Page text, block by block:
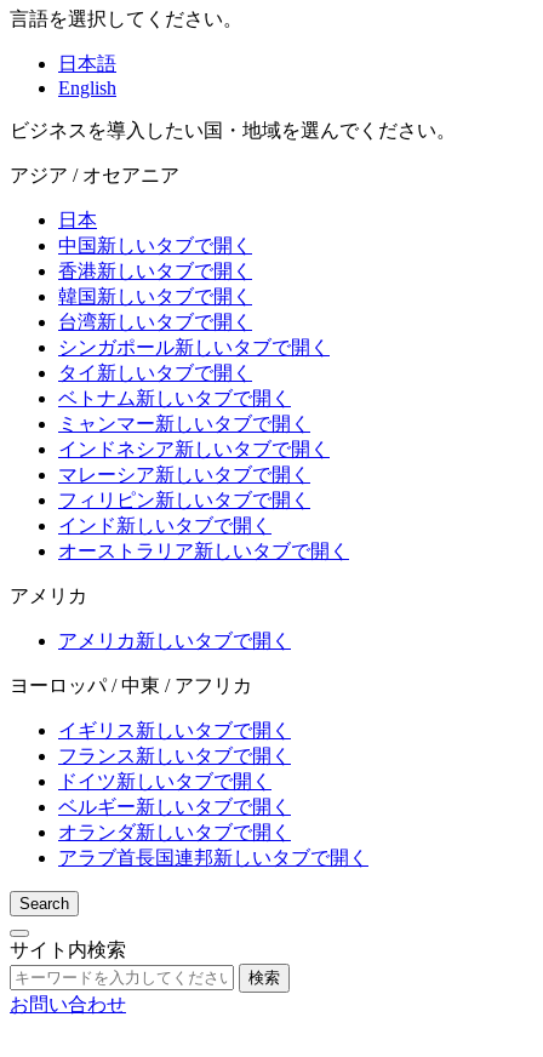
言語を選択してください。
日本語
English
ビジネスを導入したい国・地域を選んでください。
アジア / オセアニア
日本
中国新しいタブで開く
香港新しいタブで開く
韓国新しいタブで開く
台湾新しいタブで開く
シンガポール新しいタブで開く
タイ 新しいタブで開く
ベトナム新しいタブで開く
ミャンマー新しいタブで開く
インドネシア新しいタブで開く
マレーシア新しいタブで開く
フィリピン新しいタブで開く
インド新しいタブで開く
オーストラリア新しいタブで開く
アメリカ
アメリカ新しいタブで開く
ヨーロッパ / 中東 / アフリカ
イギリス新しいタブで開く
フランス新しいタブで開く
ドイツ新しいタブで開く
ベルギー新しいタブで開く
オランダ新しいタブで開く
アラブ首長国連邦新しいタブで開く
Search
サイト内検索
検索
お問い合わせ